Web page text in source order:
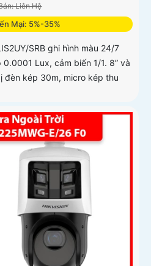
Liên Hệ
Mại: 5%-35%
SRB ghi hình màu 24/7
Lux, cảm biến 1/1. 8” và
đèn kép 30m, micro kép thu